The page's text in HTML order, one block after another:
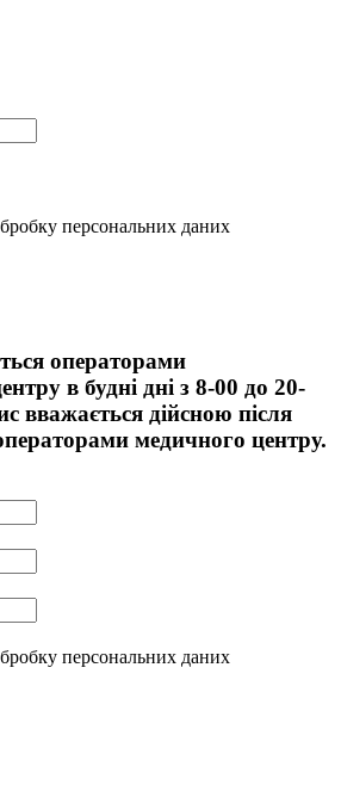
персональних даних
операторами
в будні дні з 8-00 до 20-
вважається дійсною після
медичного центру.
персональних даних